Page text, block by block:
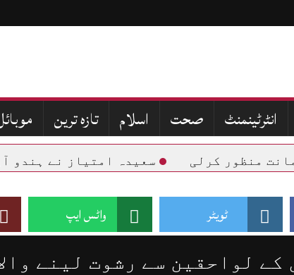
انٹرٹینمنٹ صحت اسلام تازہ ترین
منظور کرلی سعیدہ امتیاز نے ہندو
ٹویٹر واٹس ایپ
کے لواحقین سے رشوت لینے